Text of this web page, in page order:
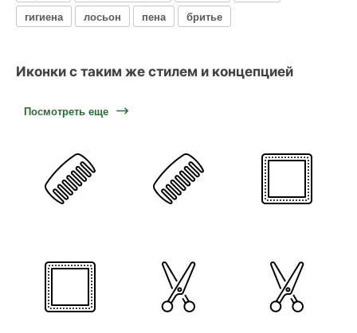
гигиена
лосьон пена бритье
Иконки с таким же стилем и концепцией
Посмотреть еще